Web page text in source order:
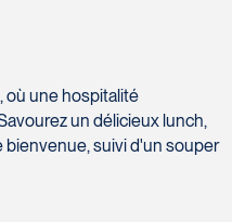
où une hospitalité
un délicieux lunch,
bienvenue, suivi d'un souper